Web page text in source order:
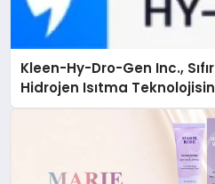
Kleen-Hy-Dro-Gen Inc.,
Hidrojen Isıtma
Düzenleyici Onaylarını Aldı